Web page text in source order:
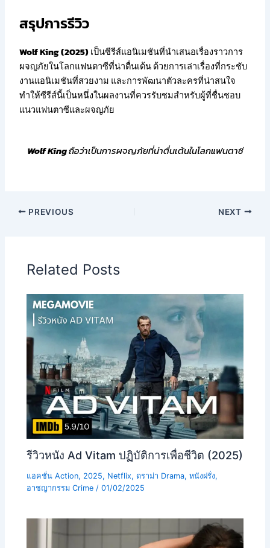
สรุปการรีวิว
Wolf King (2025)เป็นซีรีส์แอนิเมชันที่นำเสนอเรื่องราวการ
ผจญภัยในโลกแฟนตาซีที่น่าตื่นเต้น ด้วยการเล่าเรื่องที่กระชับ
งานแอนิเมชันที่สวยงาม และการพัฒนาตัวละครที่น่าสนใจ
ทำให้ซีรีส์นี้เป็นหนึ่งในผลงานที่ควรรับชมสำหรับผู้ที่ชื่นชอบ
แนวแฟนตาซีและผจญภัย
Wolf Kingถือว่าเป็นการผจญภัยที่น่าตื่นเต้นในโลกแฟนตาซี
PREVIOUS NEXT
Related Posts
รีวิวหนัง Ad Vitam ปฏิบัติการเพื่อชีวิต (2025)
แอคชั่น Action, 2025, Netflix,ดราม่า Drama,หนังฝรั่ง,
อาชญากรรม Crime /01/02/2025